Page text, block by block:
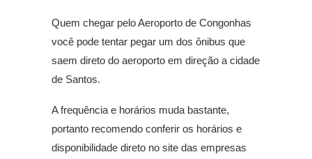
Quem chegar pelo Aeroporto de Congonhas
você pode tentar pegar um dos ônibus que
saem direto do aeroporto em direção a cidade
de Santos.
A frequência e horários muda bastante,
portanto recomendo conferir os horários e
disponibilidade direto no site das empresas